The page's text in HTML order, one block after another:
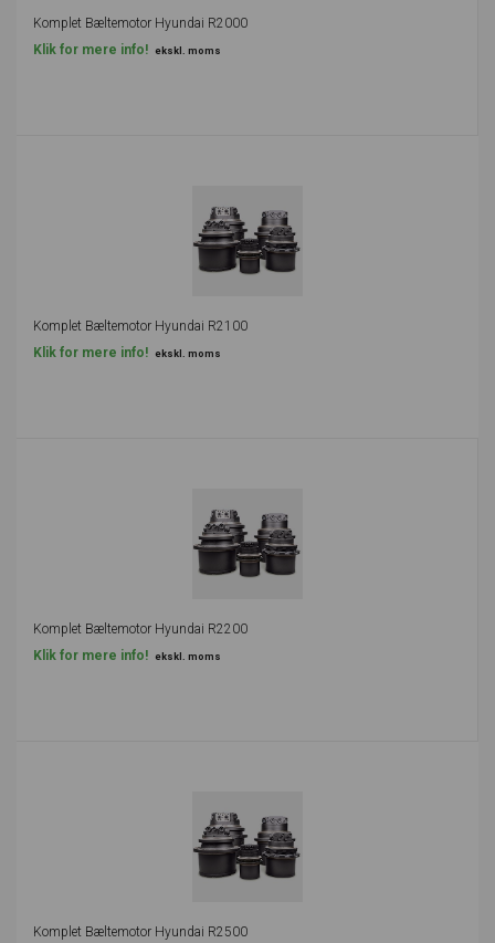
Komplet Bæltemotor Hyundai R2000
Klik for mere info! ekskl. moms
Komplet Bæltemotor Hyundai R2100
Klik for mere info! ekskl. moms
Komplet Bæltemotor Hyundai R2200
Klik for mere info! ekskl. moms
Komplet Bæltemotor Hyundai R2500